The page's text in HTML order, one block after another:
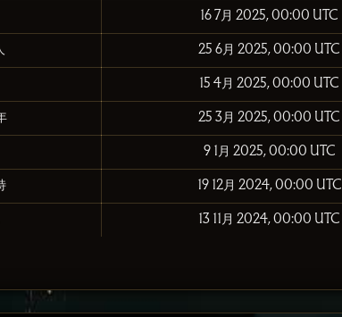
16 7月 2025, 00:00 UTC
25 6月 2025, 00:00 UTC
15 4月 2025, 00:00 UTC
25 3月 2025, 00:00 UTC
9 1月 2025, 00:00 UTC
19 12月 2024, 00:00 UTC
13 11月 2024, 00:00 UTC